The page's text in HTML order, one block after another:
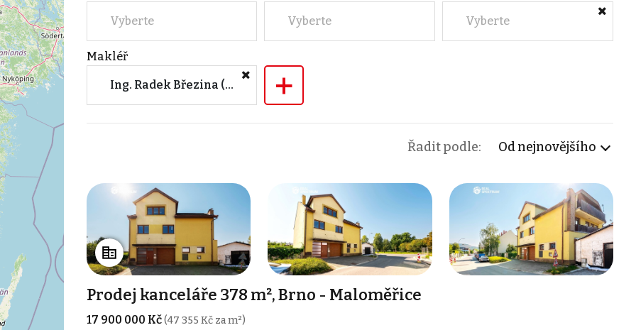
Vyberte Vyberte Vyberte
Makléř
Ing. Radek Březina (REAL SPEKTRUM, a.s. - hlavní kancelář Brno) +
Řadit podle: Od nejnovějšího
Prodej kanceláře 378 m², Brno - Maloměřice
17 900 000 Kč(47 355 Kč za m²)